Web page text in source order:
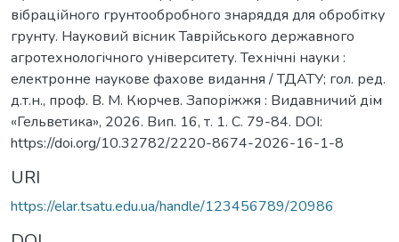
вібраційного грунтообробного знаряддя для обробітку
грунту. Науковий вісник Таврійського державного
агротехнологічного університету. Технічні науки :
електронне наукове фахове видання / ТДАТУ; гол. ред.
д.т.н., проф. В. М. Кюрчев. Запоріжжя : Видавничий дім
«Гельветика», 2026. Вип. 16, т. 1. С. 79-84. DOI:
https://doi.org/10.32782/2220-8674-2026-16-1-8
URI
https://elar.tsatu.edu.ua/handle/123456789/20986